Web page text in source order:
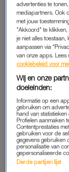
In een
zich in die
mijn leven
moment dat
zenuwachtig. Én
gek!”.
Abonneer je op
geen aflevering
Nina Warink
advertenties te
mediapartners. Ook
met jouw
"Akkoord" te klikken,
je niet alles toestaan,
aanpassen via
van onze apps. Lees
cookiebeleid voor
Wij en onze
doeleinden:
Informatie op een
gebruiken om
hand van
Profielen aanmaken
Contentprestaties
gebruiken voor de
gegevens gebruiken
personalisatie van
gepersonaliseerde
Derde partijen lijst